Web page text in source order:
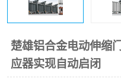
楚雄铝合金电动伸缩
应器实现自动启闭